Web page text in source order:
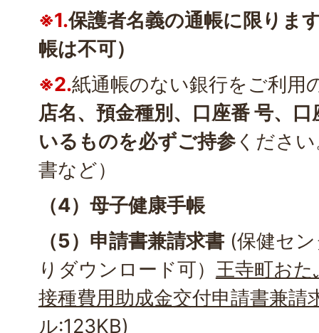
※1.保護者名義の通帳に限りま
帳は不可）
※2.紙通帳のない銀行をご利用
店名、預金種別、口座番 号、
いるものを必ずご持参くださ
書など）
（4）母子健康手帳
（5）申請書兼請求書(保健セン
りダウンロード可） 王寺町お
接種費用助成金交付申請書兼請
ル:123KB)